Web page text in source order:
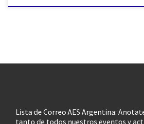
Lista de Correo AES Argentina:
tanto de todos nuestros eventos y